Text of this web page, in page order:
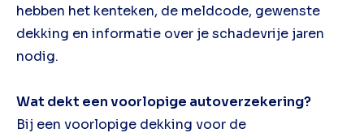
hebben het kenteken, de meldcode, gewenste
dekking en informatie over je schadevrije jaren
nodig.
Wat dekt een voorlopige autoverzekering?
Bij een voorlopige dekking voor de